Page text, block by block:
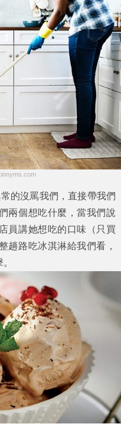
的沒罵我們，直接帶我們
兩個想吃什麼，當我們說
員講她想吃的口味（只買
趟路吃冰淇淋給我們看，